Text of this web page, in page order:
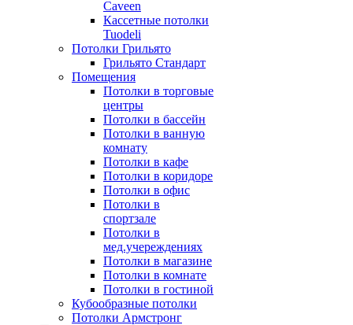
Caveen
Кассетные потолки
Tuodeli
Потолки Грильято
Грильято Стандарт
Помещения
Потолки в торговые
центры
Потолки в бассейн
Потолки в ванную
комнату
Потолки в кафе
Потолки в коридоре
Потолки в офис
Потолки в
спортзале
Потолки в
мед.учереждениях
Потолки в магазине
Потолки в комнате
Потолки в гостиной
Кубообразные потолки
Потолки Армстронг